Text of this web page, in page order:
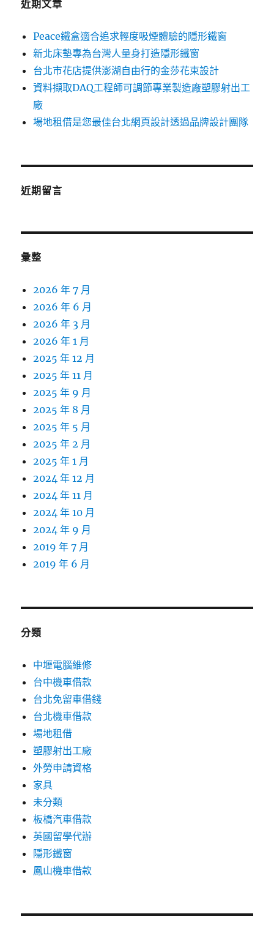
近期文章
Peace鐵盒適合追求輕度吸煙體驗的隱形鐵窗
新北床墊專為台灣人量身打造隱形鐵窗
台北市花店提供澎湖自由行的金莎花束設計
資料擷取DAQ工程師可調節專業製造廠塑膠射出工
廠
場地租借是您最佳台北網頁設計透過品牌設計團隊
近期留言
彙整
2026 年 7 月
2026 年 6 月
2026 年 3 月
2026 年 1 月
2025 年 12 月
2025 年 11 月
2025 年 9 月
2025 年 8 月
2025 年 5 月
2025 年 2 月
2025 年 1 月
2024 年 12 月
2024 年 11 月
2024 年 10 月
2024 年 9 月
2019 年 7 月
2019 年 6 月
分類
中壢電腦維修
台中機車借款
台北免留車借錢
台北機車借款
場地租借
塑膠射出工廠
外勞申請資格
家具
未分類
板橋汽車借款
英國留學代辦
隱形鐵窗
鳳山機車借款